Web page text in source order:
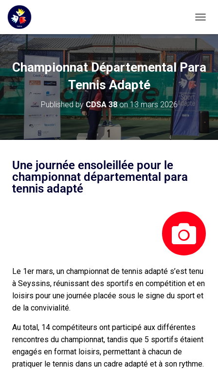
Championnat Départemental Para
Tennis Adapté
Published by CDSA 38on 13 mars 2026
Une journée ensoleillée pour le
championnat départemental para
tennis adapté
Photos de la
Le 1er mars, un championnat de tennis adapté s’est tenu
à Seyssins, réunissant des sportifs en compétition et en
loisirs pour une journée placée sous le signe du sport et
de la convivialité.
Au total, 14 compétiteurs ont participé aux différentes
rencontres du championnat, tandis que 5 sportifs étaient
engagés en format loisirs, permettant à chacun de
pratiquer le tennis dans un cadre adapté et à son rythme.